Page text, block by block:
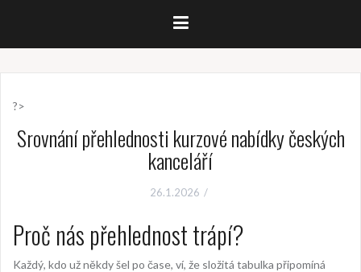
?>
Srovnání přehlednosti kurzové nabídky českých
kanceláří
26.1.2026
Proč nás přehlednost trápí?
Každý, kdo už někdy šel po čase, ví, že složitá tabulka připomíná